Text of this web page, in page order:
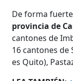
De forma
provincia de
cantones de
16 cantones de
es Quito),